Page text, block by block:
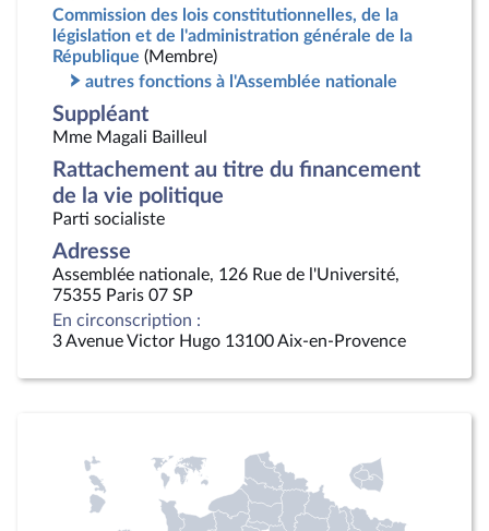
Commission des lois constitutionnelles, de la
législation et de l'administration générale de la
République (Membre)
autres fonctions à l'Assemblée nationale
Suppléant
Mme Magali Bailleul
Rattachement au titre du financement
de la vie politique
Parti socialiste
Adresse
Assemblée nationale, 126 Rue de l'Université,
75355 Paris 07 SP
En circonscription :
3 Avenue Victor Hugo 13100 Aix-en-Provence